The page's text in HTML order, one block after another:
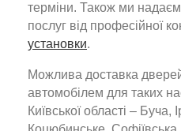
терміни. Також ми
послуг від професійної
установки.
Можлива доставка
автомобілем для таких
Київської області – Буча,